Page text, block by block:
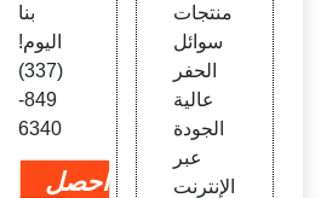
بنا
اليوم!
(337)
849-
6340
احصل
منتجات
سوائل
الحفر
عالية
الجودة
عبر
الإنترنت